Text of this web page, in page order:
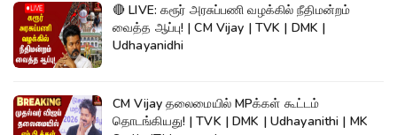
🔴 LIVE: கரூர் அரசுப்பணி வழக்கில் நீதிமன்றம்
வைத்த ஆப்பு! | CM Vijay | TVK | DMK |
Udhayanidhi
CM Vijay தலைமையில் MPக்கள் கூட்டம்
தொடங்கியது! | TVK | DMK | Udhayanithi | MK